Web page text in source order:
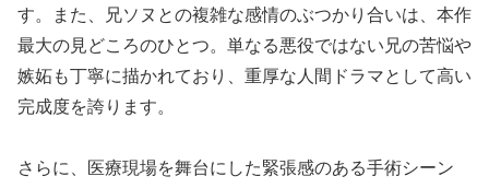
す。また、兄ソヌとの複雑な感情のぶつかり合いは、本作
最大の見どころのひとつ。単なる悪役ではない兄の苦悩や
嫉妬も丁寧に描かれており、重厚な人間ドラマとして高い
完成度を誇ります。
さらに、医療現場を舞台にした緊張感のある手術シーン